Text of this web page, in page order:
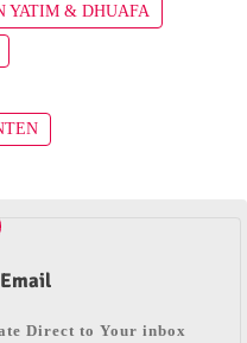
YATIM & DHUAFA
Direct to Your inbox